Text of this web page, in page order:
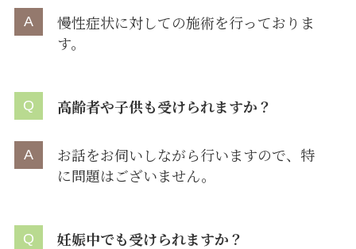
慢性症状に対しての施術を行っておりま
す。
高齢者や子供も受けられますか？
お話をお伺いしながら行いますので、特
に問題はございません。
妊娠中でも受けられますか？